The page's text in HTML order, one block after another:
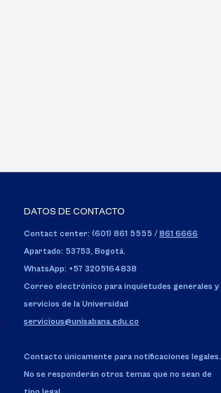
DATOS DE CONTACTO
Contact center: (601) 861 5555 / 861 6666
Apartado: 53753, Bogotá.
WhatsApp: +57 3205164838
Correo electrónico para inquietudes generales y
servicios de la Universidad
servicious@unisabana.edu.co
Contacto únicamente para notificaciones legales.
No se responderán otros temas que no sean de